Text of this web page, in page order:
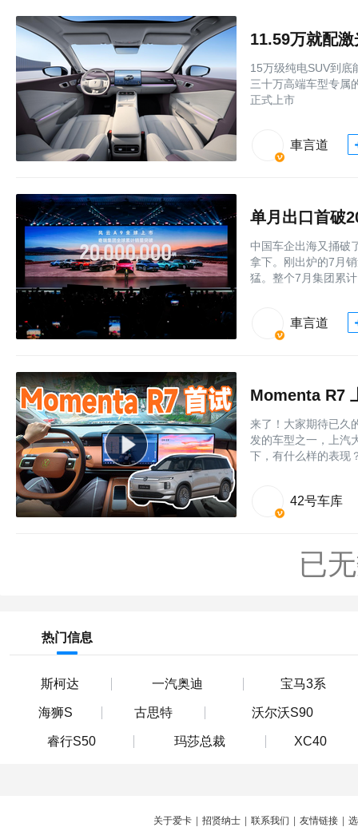
11.59万就配
15万级纯电SUV到底
三十万高端车型专属
正式上市
車言道
单月出口首破
中国车企出海又捅破
拿下。刚出炉的7月
猛。整个7月集团累计
車言道
Momenta R7
来了！大家期待已久
发的车型之一，上汽
下，有什么样的表现
42号车库
已
热门信息
斯柯达 一汽奥迪 宝马3系
海狮S 古思特 沃尔沃S90
睿行S50 玛莎总裁 XC40
关于爱卡 | 招贤纳士 | 联系我们 | 友情链接 |